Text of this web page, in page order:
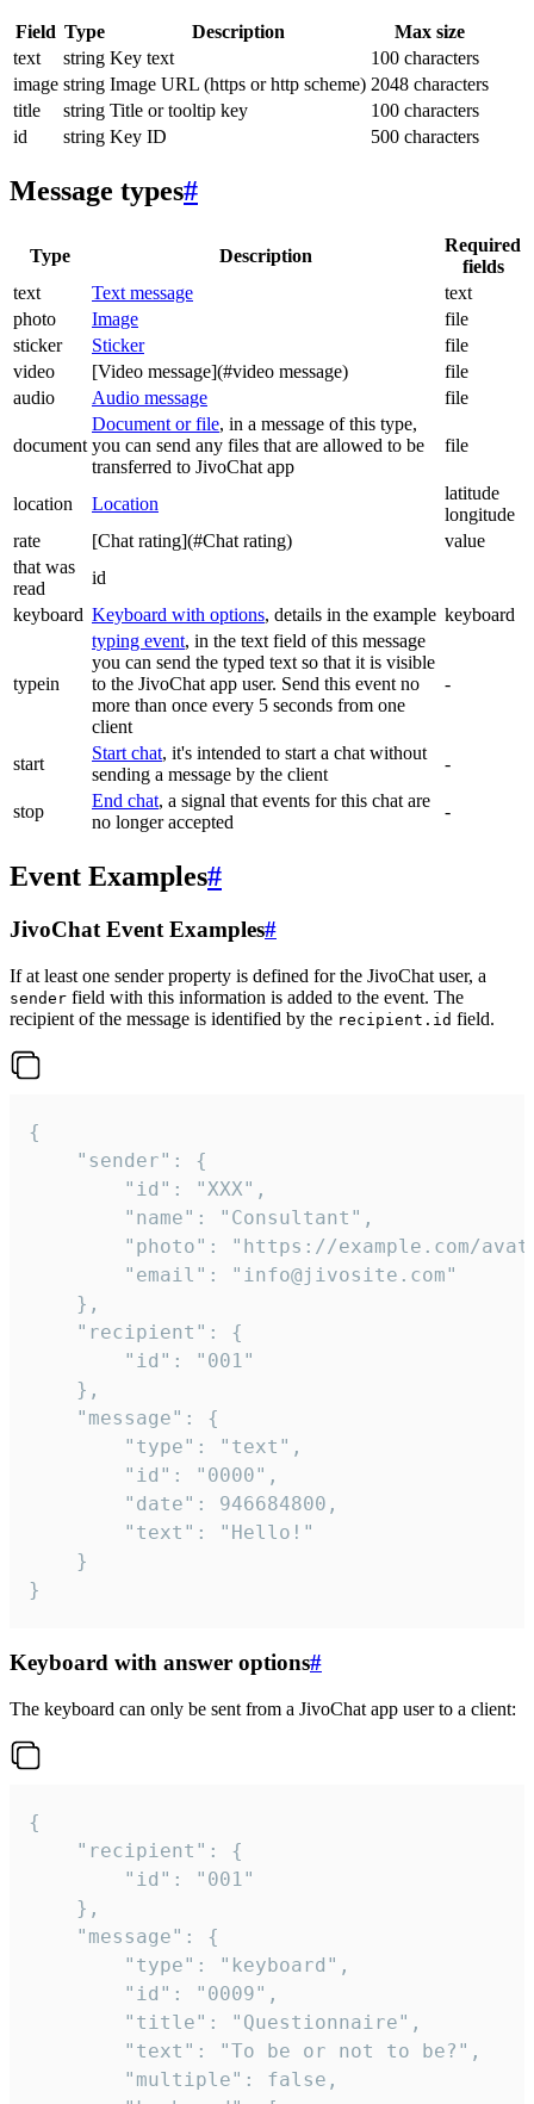
Field Type Description
Max size
text
string Key text
100 characters
image string Image URL (https or http scheme) 2048 characters
title
string Title or tooltip key
100 characters
id
string Key ID 500 characters
Message types#
Type Description
Required
fields
text
Text message
text
photo
Image
file
sticker
Sticker
file
video
[Video message](#video message)
file
audio
Audio message file
document
Document or file, in a message of this type,
you can send any files that are allowed to be
transferred to JivoChat app
file
location Location
latitude
longitude
rate
[Chat rating](#Chat rating)
value
that was
read
id
keyboard Keyboard with options, details in the example keyboard
typein
typing event, in the text field of this message
you can send the typed text so that it is visible
to the JivoChat app user. Send this event no
more than once every 5 seconds from one
client
-
start
Start chat, it's intended to start a chat without
sending a message by the client
-
stop
End chat, a signal that events for this chat are
no longer accepted
-
Event Examples#
JivoChat Event Examples#
If at least one sender property is defined for the JivoChat user, a
sender field with this information is added to the event. The
recipient of the message is identified by the recipient.id field.
{
}
Keyboard with answer options#
The keyboard can only be sent from a JivoChat app user to a client:
{